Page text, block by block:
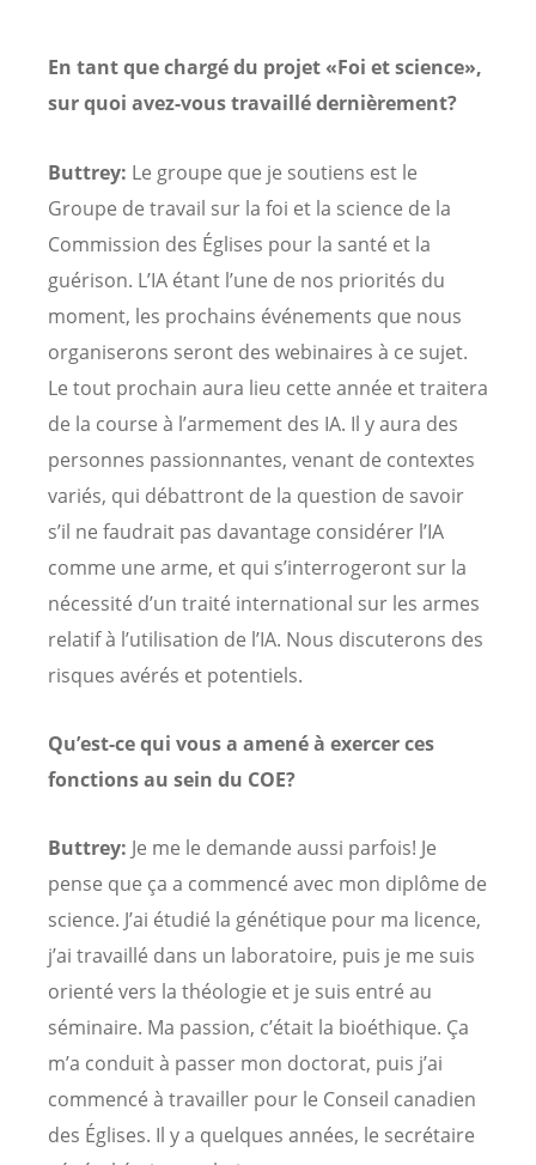
En tant que chargé du projet «Foi et science»,
sur quoi avez-vous travaillé dernièrement?
Buttrey: Le groupe que je soutiens est le
Groupe de travail sur la foi et la science de la
Commission des Églises pour la santé et la
guérison. L’IA étant l’une de nos priorités du
moment, les prochains événements que nous
organiserons seront des webinaires à ce sujet.
Le tout prochain aura lieu cette année et traitera
de la course à l’armement des IA. Il y aura des
personnes passionnantes, venant de contextes
variés, qui débattront de la question de savoir
s’il ne faudrait pas davantage considérer l’IA
comme une arme, et qui s’interrogeront sur la
nécessité d’un traité international sur les armes
relatif à l’utilisation de l’IA. Nous discuterons des
risques avérés et potentiels.
Qu’est-ce qui vous a amené à exercer ces
fonctions au sein du COE?
Buttrey: Je me le demande aussi parfois! Je
pense que ça a commencé avec mon diplôme de
science. J’ai étudié la génétique pour ma licence,
j’ai travaillé dans un laboratoire, puis je me suis
orienté vers la théologie et je suis entré au
séminaire. Ma passion, c’était la bioéthique. Ça
m’a conduit à passer mon doctorat, puis j’ai
commencé à travailler pour le Conseil canadien
des Églises. Il y a quelques années, le secrétaire